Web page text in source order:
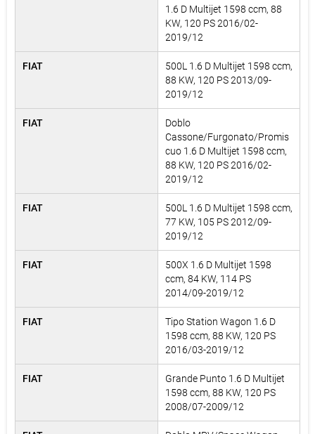
1.6 D Multijet 1598 ccm, 88
KW, 120 PS 2016/02-
2019/12
FIAT
500L 1.6 D Multijet 1598 ccm,
88 KW, 120 PS 2013/09-
2019/12
FIAT
Doblo
Cassone/Furgonato/Promis
cuo 1.6 D Multijet 1598 ccm,
88 KW, 120 PS 2016/02-
2019/12
FIAT
500L 1.6 D Multijet 1598 ccm,
77 KW, 105 PS 2012/09-
2019/12
FIAT
500X 1.6 D Multijet 1598
ccm, 84 KW, 114 PS
2014/09-2019/12
FIAT
Tipo Station Wagon 1.6 D
1598 ccm, 88 KW, 120 PS
2016/03-2019/12
FIAT
Grande Punto 1.6 D Multijet
1598 ccm, 88 KW, 120 PS
2008/07-2009/12